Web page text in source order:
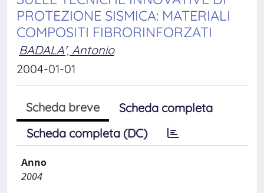
PROTEZIONE SISMICA: MATERIALI
COMPOSITI FIBRORINFORZATI
BADALA', Antonio
2004-01-01
Scheda breve
Scheda completa
Scheda completa (DC)
Anno
2004